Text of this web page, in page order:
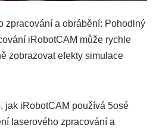
zpracování a obrábění: Pohodlný
iRobotCAM může rychle
zobrazovat efekty simulace
jak iRobotCAM používá 5osé
laserového zpracování a